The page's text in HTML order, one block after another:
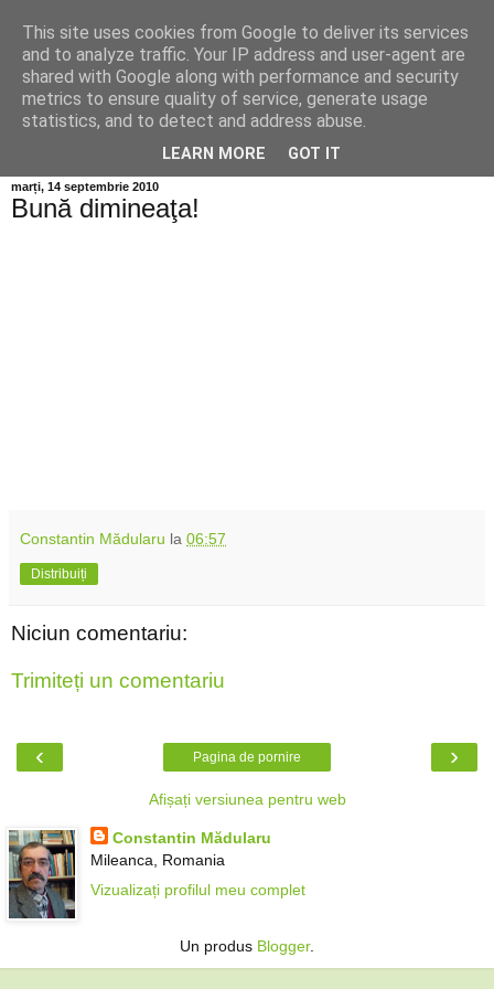
Info MILEANCA
BINE AȚI VENIT! *Jurnal online de informație și opinie;
Vineri 07 August, 2026
marți, 14 septembrie 2010
Bună dimineaţa!
Constantin Mădularu la 06:57
Distribuiți
Niciun comentariu:
Trimiteți un comentariu
‹ ›
Pagina de pornire
Afișați versiunea pentru web
Constantin Mădularu
Mileanca, Romania
Vizualizați profilul meu complet
Un produs Blogger.
This site uses cookies from Google to deliver its services
and to analyze traffic. Your IP address and user-agent are
shared with Google along with performance and security
metrics to ensure quality of service, generate usage
statistics, and to detect and address abuse.
LEARN MORE GOT IT